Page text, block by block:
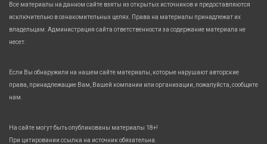
Все материалы на данном сайте взяты из открытых источников и предоставляются
исключительно в ознакомительных целях. Права на материалы принадлежат их
владельцам. Администрация сайта ответственности за содержание материала не
несет.
Если Вы обнаружили на нашем сайте материалы, которые нарушают авторские
права, принадлежащие Вам, Вашей компании или организации, пожалуйста, сообщите
нам.
На сайте могут быть опубликованы материалы 18+!
При цитировании ссылка на источник обязательна.